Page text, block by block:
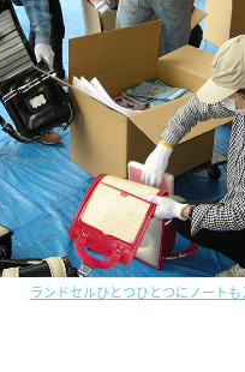
ランドセルひとつひとつにノートも